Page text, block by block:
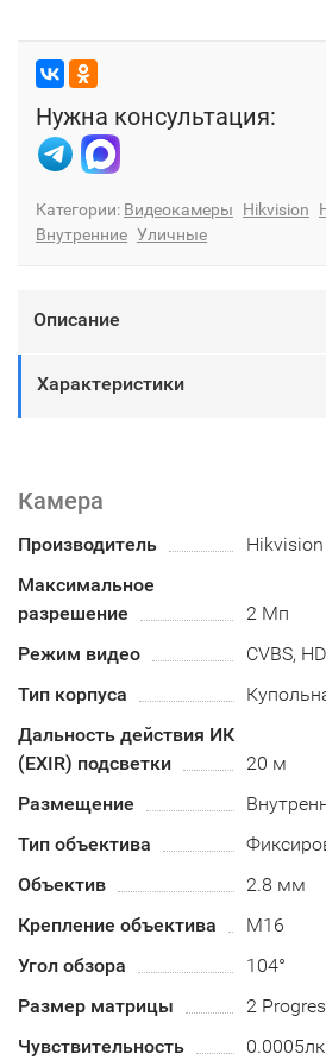
Нужна консультация:
Категории: Видеокамеры Hikvision
Внутренние Уличные
Описание
Характеристики
Камера
Производитель
Hikvision
Максимальное
разрешение
2 Мп
Режим видео
CVBS,
Тип корпуса
Дальность действия ИК
(EXIR) подсветки
20 м
Размещение
Тип объектива
Объектив
2.8 мм
Крепление объектива
M16
Угол обзора
104°
Размер матрицы
2
Чувствительность